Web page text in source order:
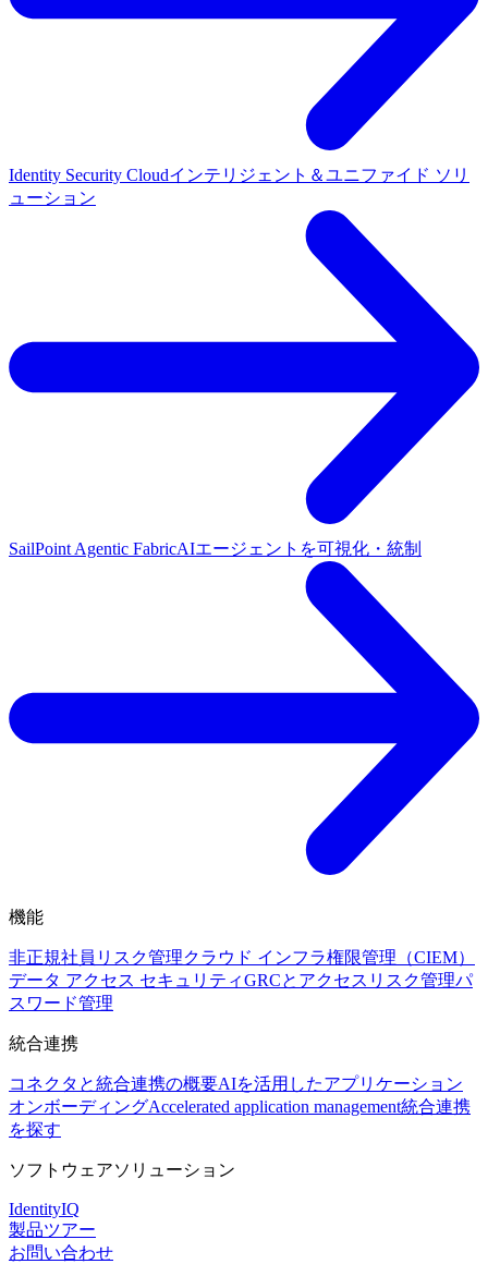
Identity Security Cloudインテリジェント＆ユニファイド ソリ
ューション
SailPoint Agentic FabricAIエージェントを可視化・統制
機能
非正規社員リスク管理クラウド インフラ権限管理（CIEM）
データ アクセス セキュリティGRCとアクセスリスク管理パ
スワード管理
統合連携
コネクタと統合連携の概要AIを活用したアプリケーション
オンボーディングAccelerated application management統合連携
を探す
ソフトウェアソリューション
IdentityIQ
製品ツアー
お問い合わせ